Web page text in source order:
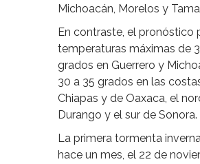
Michoacán, Morelos y
En contraste, el pronóstico
temperaturas máximas de
grados en Guerrero y
30 a 35 grados en las
Chiapas y de Oaxaca, el
Durango y el sur de Sonora.
La primera tormenta
hace un mes, el 22 de